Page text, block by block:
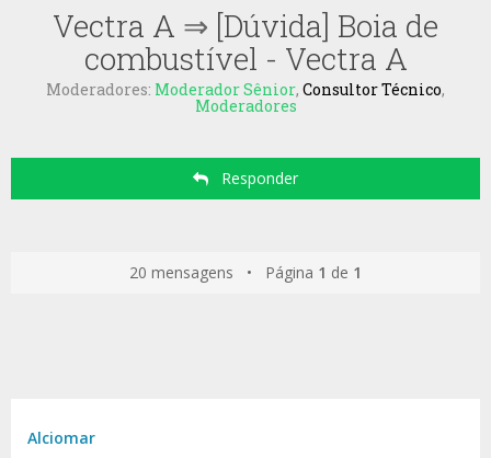
Vectra A ⇒ [Dúvida] Boia de
combustível - Vectra A
Moderadores: Moderador Sênior, Consultor Técnico,
Moderadores
Responder
20 mensagens • Página 1 de 1
Alciomar